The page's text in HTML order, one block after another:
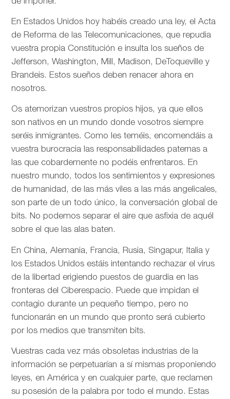
En Estados Unidos hoy habéis creado una ley, el Acta
de Reforma de las Telecomunicaciones, que repudia
vuestra propia Constitución e insulta los sueños de
Jefferson, Washington, Mill, Madison, DeToqueville y
Brandeis. Estos sueños deben renacer ahora en
nosotros.
Os atemorizan vuestros propios hijos, ya que ellos
son nativos en un mundo donde vosotros siempre
seréis inmigrantes. Como les teméis, encomendáis a
vuestra burocracia las responsabilidades paternas a
las que cobardemente no podéis enfrentaros. En
nuestro mundo, todos los sentimientos y expresiones
de humanidad, de las más viles a las más angelicales,
son parte de un todo único, la conversación global de
bits. No podemos separar el aire que asfixia de aquél
sobre el que las alas baten.
En China, Alemania, Francia, Rusia, Singapur, Italia y
los Estados Unidos estáis intentando rechazar el virus
de la libertad erigiendo puestos de guardia en las
fronteras del Ciberespacio. Puede que impidan el
contagio durante un pequeño tiempo, pero no
funcionarán en un mundo que pronto será cubierto
por los medios que transmiten bits.
Vuestras cada vez más obsoletas industrias de la
información se perpetuarían a sí mismas proponiendo
leyes, en América y en cualquier parte, que reclamen
su posesión de la palabra por todo el mundo. Estas